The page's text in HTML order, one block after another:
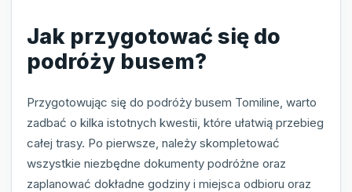
Jak przygotować się do
podróży busem?
Przygotowując się do podróży busem Tomiline, warto
zadbać o kilka istotnych kwestii, które ułatwią przebieg
całej trasy. Po pierwsze, należy skompletować
wszystkie niezbędne dokumenty podróżne oraz
zaplanować dokładne godziny i miejsca odbioru oraz